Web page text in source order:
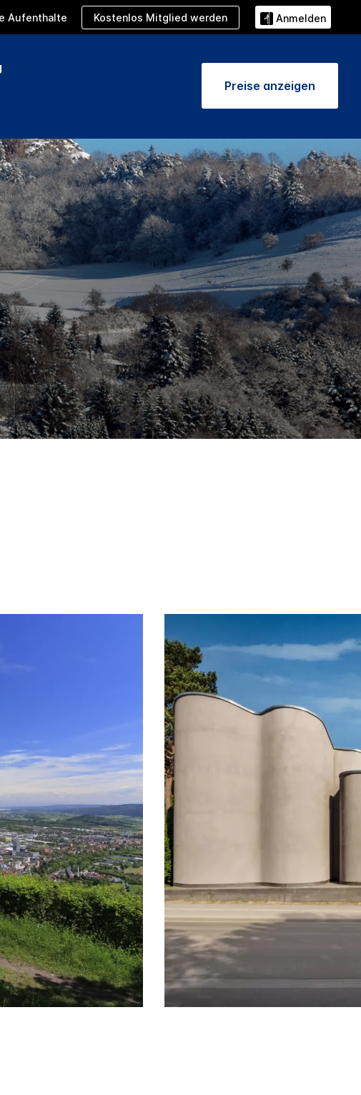
Aufenthalte Kostenlos Mitglied werden Anmelden
Preise anzeigen